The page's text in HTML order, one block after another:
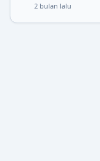
2 bulan lalu